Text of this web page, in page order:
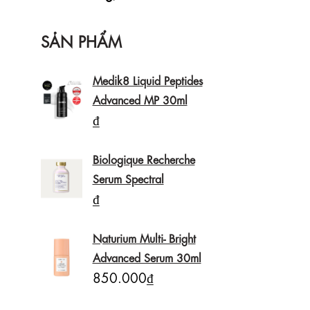
SẢN PHẨM
Medik8 Liquid Peptides
Advanced MP 30ml
₫
Biologique Recherche
Serum Spectral
₫
Naturium Multi- Bright
Advanced Serum 30ml
850.000₫